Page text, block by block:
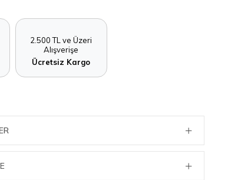
2.500 TL ve Üzeri
Alışverişe
Ücretsiz Kargo